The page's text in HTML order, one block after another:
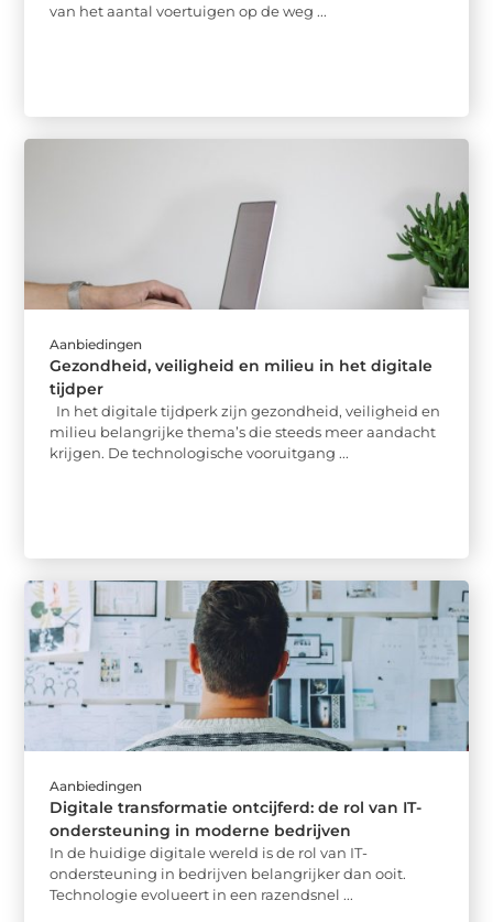
van het aantal voertuigen op de weg ...
Aanbiedingen
Gezondheid, veiligheid en milieu in het digitale
tijdper
In het digitale tijdperk zijn gezondheid, veiligheid en
milieu belangrijke thema’s die steeds meer aandacht
krijgen. De technologische vooruitgang ...
Aanbiedingen
Digitale transformatie ontcijferd: de rol van IT-
ondersteuning in moderne bedrijven
In de huidige digitale wereld is de rol van IT-
ondersteuning in bedrijven belangrijker dan ooit.
Technologie evolueert in een razendsnel ...